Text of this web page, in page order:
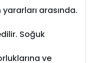
arasında.
Soğuk
ve